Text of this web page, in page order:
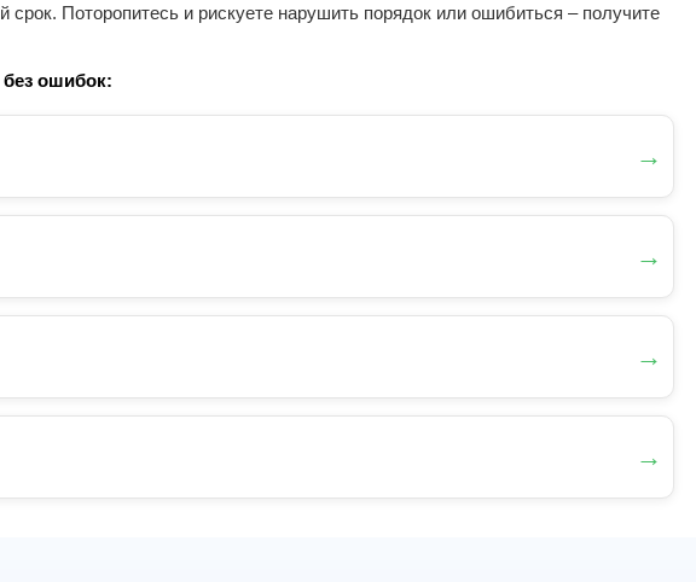
Поторопитесь и рискуете нарушить порядок или ошибиться – получите
ошибок:
→
→
→
→